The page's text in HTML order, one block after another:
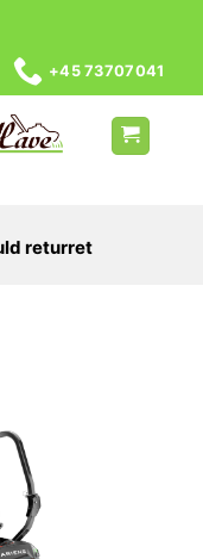
+45 73707041
returret